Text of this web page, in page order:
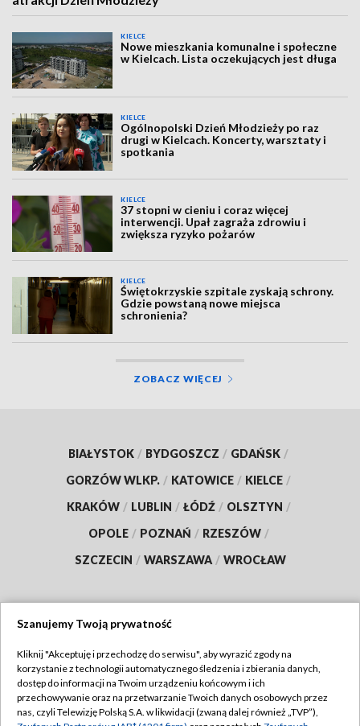
KIELCE
Nowe mieszkania komunalne i społeczne
w Kielcach. Lista oczekujących jest długa
KIELCE
Ogólnopolski Dzień Młodzieży po raz
drugi w Kielcach. Koncerty, warsztaty i
spotkania
KIELCE
37 stopni w cieniu i coraz więcej
interwencji. Upał zagraża zdrowiu i
zwiększa ryzyko pożarów
KIELCE
Świętokrzyskie szpitale zyskają schrony.
Gdzie powstaną nowe miejsca
schronienia?
ZOBACZ WIĘCEJ
BIAŁYSTOK / BYDGOSZCZ / GDAŃSK /
GORZÓW WLKP. / KATOWICE / KIELCE /
KRAKÓW / LUBLIN / ŁÓDŹ / OLSZTYN /
OPOLE / POZNAŃ / RZESZÓW /
SZCZECIN / WARSZAWA / WROCŁAW
TVP
Abonament TVP
Regulamin TVP
Szanujemy Twoją prywatność
Kliknij "Akceptuję i przechodzę do serwisu", aby wyrazić zgody na
korzystanie z technologii automatycznego śledzenia i zbierania danych,
dostęp do informacji na Twoim urządzeniu końcowym i ich
przechowywanie oraz na przetwarzanie Twoich danych osobowych przez
nas, czyli Telewizję Polską S.A. w likwidacji (zwaną dalej również „TVP”),